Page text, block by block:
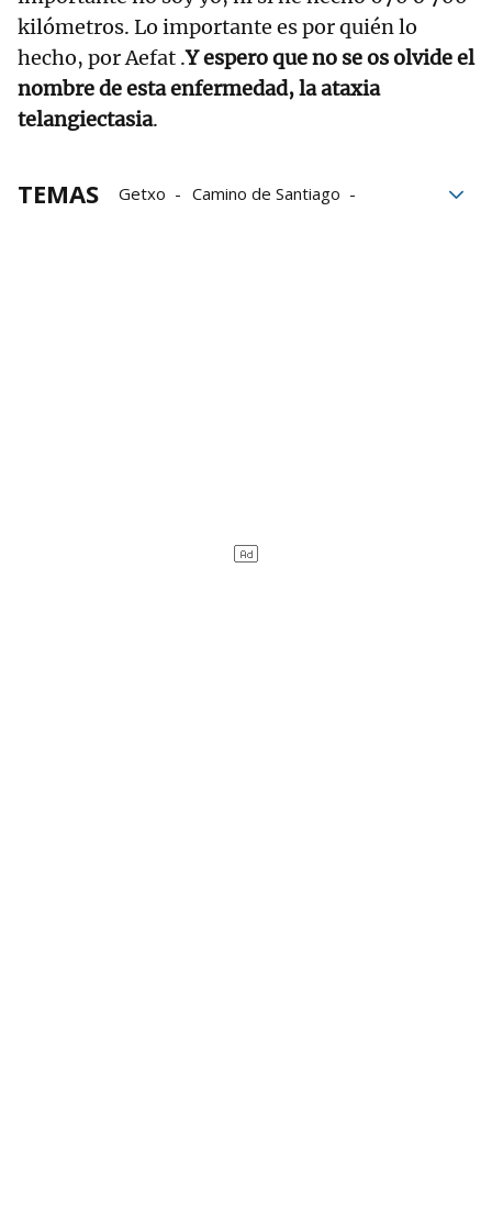
kilómetros. Lo importante es por quién lo
hecho, por Aefat .Y espero que no se os olvide el
nombre de esta enfermedad, la ataxia
telangiectasia.
TEMAS Getxo
Camino de Santiago